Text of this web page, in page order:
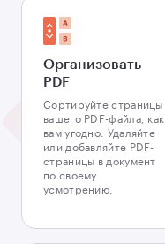
Организовать
PDF
Сортируйте страницы
вашего PDF-файла, как
вам угодно. Удаляйте
или добавляйте PDF-
страницы в документ
по своему
усмотрению.